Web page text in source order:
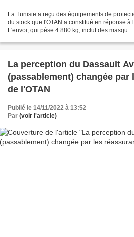
La Tunisie a reçu des équipements de
du stock que l'OTAN a constitué en réponse à
L'envoi, qui pèse 4 880 kg, inclut des masqu...
La perception du Dassault
(passablement) changée par
de l'OTAN
Publié le 14/11/2022 à 13:52
Par (voir l'article)